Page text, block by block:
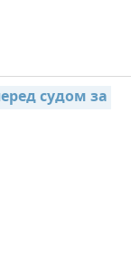
судом за